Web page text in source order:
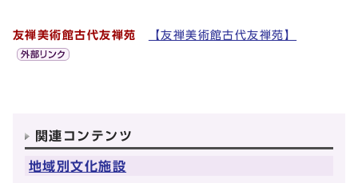
友禅美術館古代友禅苑 【友禅美術館古代友禅苑】
関連コンテンツ
地域別文化施設